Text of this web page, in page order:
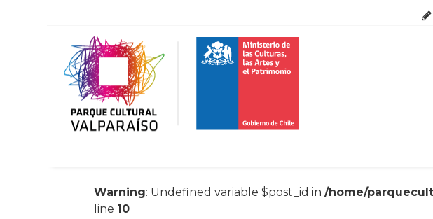
Warning: Undefined variable $post_id in/home/
line 10